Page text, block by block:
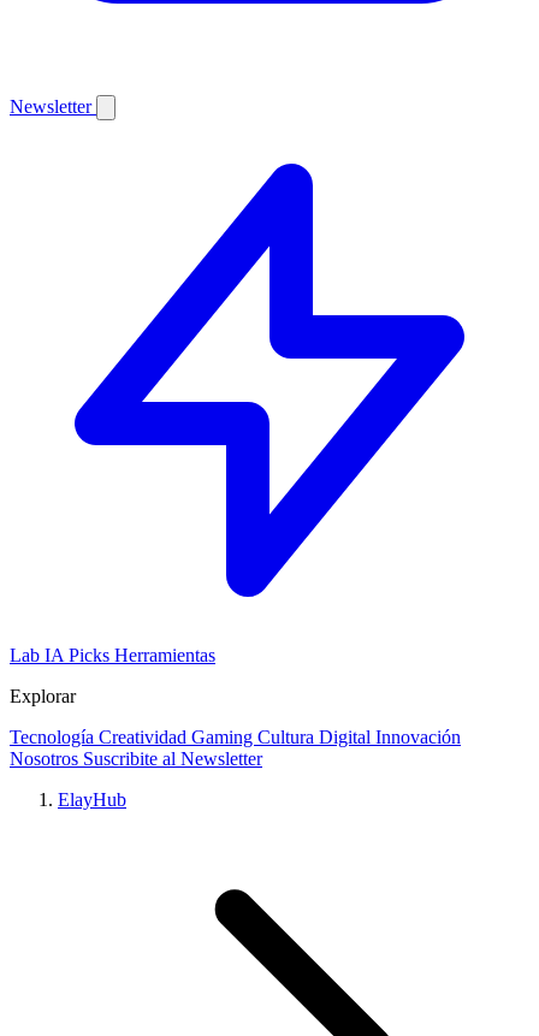
Newsletter
Lab IA Picks Herramientas
Explorar
Tecnología Creatividad Gaming Cultura Digital Innovación
Nosotros Suscribite al Newsletter
ElayHub